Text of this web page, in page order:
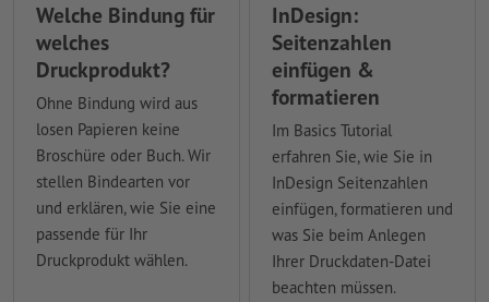
Welche Bindung für
welches
Druckprodukt?
Ohne Bindung wird aus
losen Papieren keine
Broschüre oder Buch. Wir
stellen Bindearten vor
und erklären, wie Sie eine
passende für Ihr
Druckprodukt wählen.
InDesign:
Seitenzahlen
einfügen &
formatieren
Im Basics Tutorial
erfahren Sie, wie Sie in
InDesign Seitenzahlen
einfügen, formatieren und
was Sie beim Anlegen
Ihrer Druckdaten-Datei
beachten müssen.